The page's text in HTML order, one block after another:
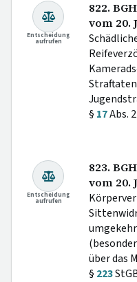
Entscheidung
aufrufen
822.
vom 20.
§ 17Abs.
Entscheidung
aufrufen
823.
vom 20.
über das
§ 223